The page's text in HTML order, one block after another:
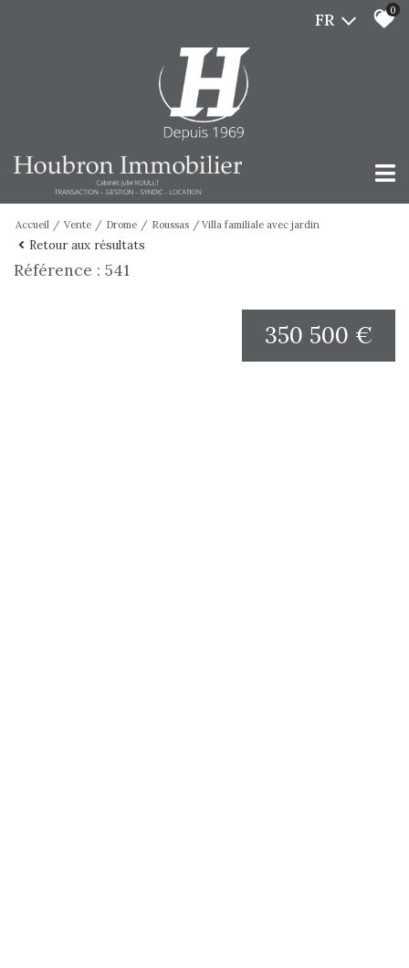
FR 0
Accueil Vente Drome Roussas Villa familiale avec jardin
Retour aux résultats
Référence : 541
350 500 €